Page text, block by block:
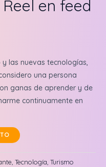
en feed
las nuevas tecnologías,
una persona
ganas de aprender y de
continuamente en
, Tecnología, Turismo